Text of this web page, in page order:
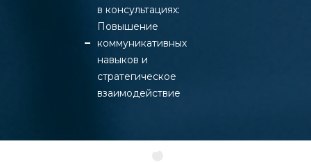
в консультациях:
Повышение
коммуникативных
навыков и
стратегическое
взаимодействие